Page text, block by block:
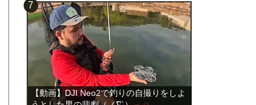
【動画】DJI Neo2で釣りの自撮りをしよ